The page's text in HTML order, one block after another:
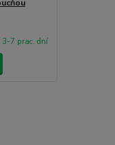
3-7 prac. dní